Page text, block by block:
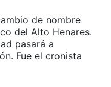
de nombre
del Alto Henares.
pasará a
Fue el cronista